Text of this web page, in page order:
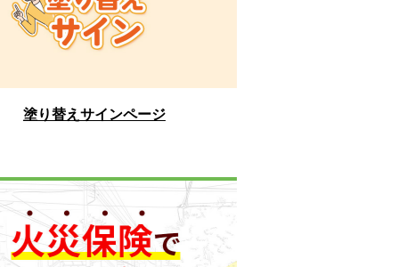
塗り替えサインページ